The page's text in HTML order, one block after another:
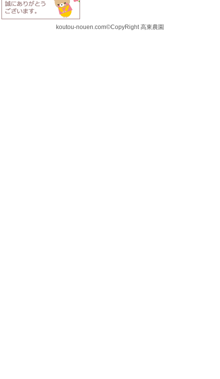
koutou-nouen.com©CopyRight 高東農園